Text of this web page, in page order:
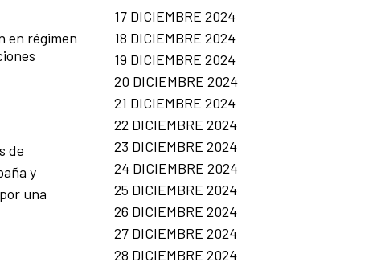
en régimen
de
y
una
17 DICIEMBRE 2024
18 DICIEMBRE 2024
19 DICIEMBRE 2024
20 DICIEMBRE 2024
21 DICIEMBRE 2024
22 DICIEMBRE 2024
23 DICIEMBRE 2024
24 DICIEMBRE 2024
25 DICIEMBRE 2024
26 DICIEMBRE 2024
27 DICIEMBRE 2024
28 DICIEMBRE 2024